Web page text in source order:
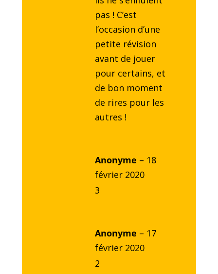
pas ! C’est
l’occasion d’une
petite révision
avant de jouer
pour certains, et
de bon moment
de rires pour les
autres !
Anonyme – 18
février 2020
3
Anonyme – 17
février 2020
2